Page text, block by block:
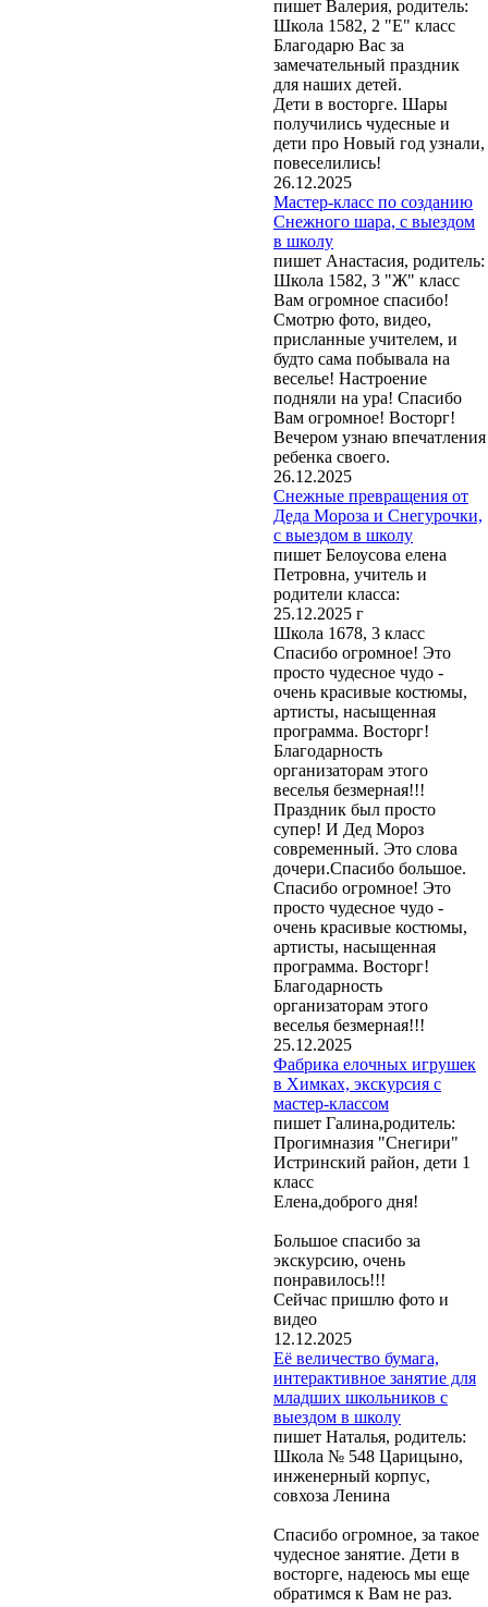
пишет Валерия, родитель:
Школа 1582, 2 "Е" класс
Благодарю Вас за
замечательный праздник
для наших детей.
Дети в восторге. Шары
получились чудесные и
дети про Новый год узнали,
повеселились!
26.12.2025
Мастер-класс по созданию
Снежного шара, с выездом
в школу
пишет Анастасия, родитель:
Школа 1582, 3 "Ж" класс
Вам огромное спасибо!
Смотрю фото, видео,
присланные учителем, и
будто сама побывала на
веселье! Настроение
подняли на ура! Спасибо
Вам огромное! Восторг!
Вечером узнаю впечатления
ребенка своего.
26.12.2025
Снежные превращения от
Деда Мороза и Снегурочки,
с выездом в школу
пишет Белоусова елена
Петровна, учитель и
родители класса:
25.12.2025 г
Школа 1678, 3 класс
Спасибо огромное! Это
просто чудесное чудо -
очень красивые костюмы,
артисты, насыщенная
программа. Восторг!
Благодарность
организаторам этого
веселья безмерная!!!
Праздник был просто
супер! И Дед Мороз
современный. Это слова
дочери.Спасибо большое.
Спасибо огромное! Это
просто чудесное чудо -
очень красивые костюмы,
артисты, насыщенная
программа. Восторг!
Благодарность
организаторам этого
веселья безмерная!!!
25.12.2025
Фабрика елочных игрушек
в Химках, экскурсия с
мастер-классом
пишет Галина,родитель:
Прогимназия "Снегири"
Истринский район, дети 1
класс
Елена,доброго дня!
Большое спасибо за
экскурсию, очень
понравилось!!!
Сейчас пришлю фото и
видео
12.12.2025
Её величество бумага,
интерактивное занятие для
младших школьников с
выездом в школу
пишет Наталья, родитель:
Школа № 548 Царицыно,
инженерный корпус,
совхоза Ленина
Спасибо огромное, за такое
чудесное занятие. Дети в
восторге, надеюсь мы еще
обратимся к Вам не раз.